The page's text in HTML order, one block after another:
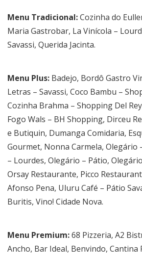
Menu Tradicional:Cozinha do
Maria Gastrobar, La Vinícola –
Savassi, Querida Jacinta.
Menu Plus: Badejo, Bordô Gastro
Letras – Savassi, Coco Bambu –
Cozinha Brahma – Shopping Del
Fogo Wals – BH Shopping, Dirceu
e Butiquin, Dumanga Comidaria,
Gourmet, Nonna Carmela, Olegário
– Lourdes, Olegário – Pátio,
Orsay Restaurante, Picco
Afonso Pena, Uluru Café – Pátio
Buritis, Vino! Cidade Nova.
Menu Premium:68 Pizzeria, A2
Ancho, Bar Ideal, Benvindo, Cantina